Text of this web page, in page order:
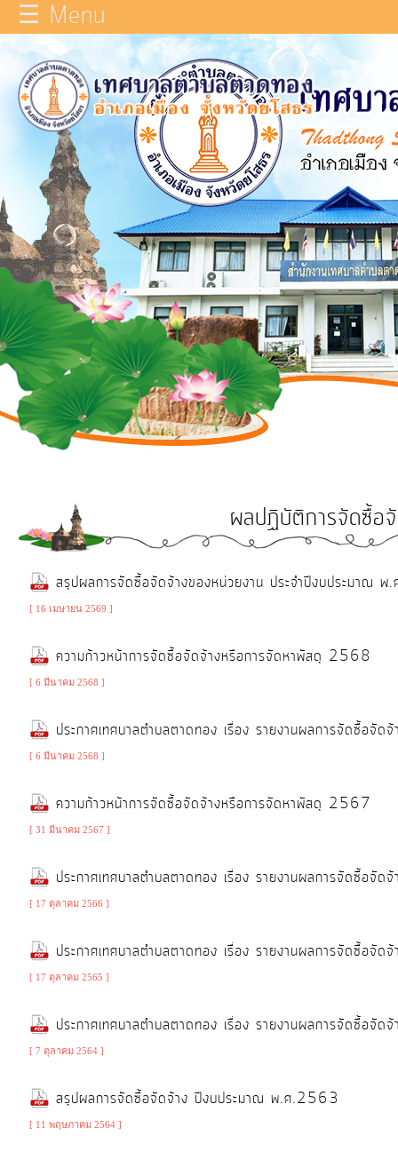
หน้า
หลัก
ข้อมูล
ทั่วไป
บุคลากร
แผน
ยุทธศาสตร์
รายงาน
ผล
การ
ดำเนิน
งาน
ข้อมูล
การ
เงิน-
คลัง
จัดการ
ความ
ITA
e-
Q&A
ข้อมูล
การ
☰ Menu
ผลปฏิบัติการจัดซื้อ
สรุปผลการจัดซื้อจัดจ้างของหน่วยงาน ประจำปีงบประมาณ
[ 16 เมษายน 2569 ]
ความก้าวหน้าการจัดซื้อจัดจ้างหรือการจัดหาพัสดุ 2568
[ 6 มีนาคม 2568 ]
ประกาศเทศบาลตำบลตาดทอง เรื่อง รายงานผลการจัดซื้อ
[ 6 มีนาคม 2568 ]
ความก้าวหน้าการจัดซื้อจัดจ้างหรือการจัดหาพัสดุ 2567
[ 31 มีนาคม 2567 ]
ประกาศเทศบาลตำบลตาดทอง เรื่อง รายงานผลการจัดซื้อ
[ 17 ตุลาคม 2566 ]
ประกาศเทศบาลตำบลตาดทอง เรื่อง รายงานผลการจัดซื้อ
[ 17 ตุลาคม 2565 ]
ประกาศเทศบาลตำบลตาดทอง เรื่อง รายงานผลการจัดซื้อ
[ 7 ตุลาคม 2564 ]
สรุปผลการจัดซื้อจัดจ้าง ปีงบประมาณ พ.ศ.2563
[ 11 พฤษภาคม 2564 ]